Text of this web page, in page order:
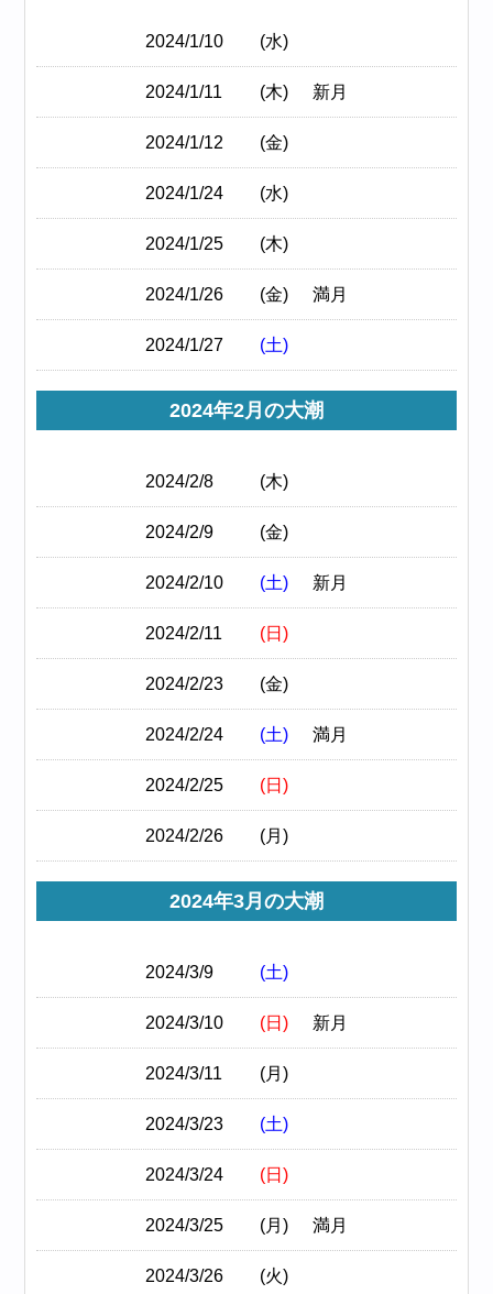
2024/1/10 (水)
2024/1/11 (木) 新月
2024/1/12 (金)
2024/1/24 (水)
2024/1/25 (木)
2024/1/26 (金) 満月
2024/1/27 (土)
2024年2月の大潮
2024/2/8 (木)
2024/2/9 (金)
2024/2/10 (土) 新月
2024/2/11 (日)
2024/2/23 (金)
2024/2/24 (土) 満月
2024/2/25 (日)
2024/2/26 (月)
2024年3月の大潮
2024/3/9 (土)
2024/3/10 (日) 新月
2024/3/11 (月)
2024/3/23 (土)
2024/3/24 (日)
2024/3/25 (月) 満月
2024/3/26 (火)